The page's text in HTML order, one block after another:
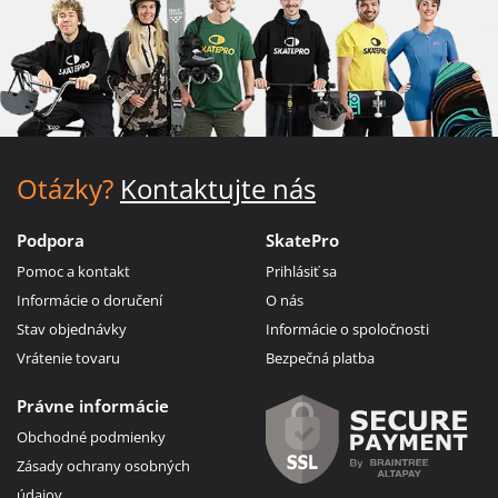
Otázky? Kontaktujte nás
Podpora
Pomoc a kontakt
Informácie o doručení
Stav objednávky
Vrátenie tovaru
SkatePro
Prihlásiť sa
O nás
Informácie o spoločnosti
Bezpečná platba
Právne informácie
Obchodné podmienky
Zásady ochrany osobných